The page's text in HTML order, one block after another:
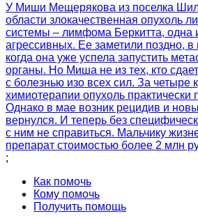
У Миши Мещерякова из поселка
области злокачественная опухоль
системы – лимфома Беркитта, одна
агрессивных. Ее заметили поздно, в
когда она уже успела запустить
органы. Но Миша не из тех, кто
с болезнью изо всех сил. За четыре
химиотерапии опухоль практически
Однако в мае возник рецидив и
вернулся. И теперь без
с ним не справиться. Мальчику
препарат стоимостью более 2 млн
;
Как помочь
Кому помочь
Получить помощь